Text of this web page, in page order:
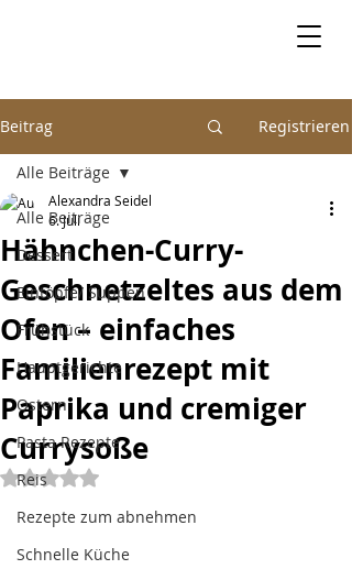
Beitrag Registrieren
Alle Beiträge
Dessert
Eintöpfe/ Suppen
Frühstück
Hauptgerichte
Ostern
Pasta Rezepte
Reis
Rezepte zum abnehmen
Schnelle Küche
Alle Beiträge
Hähnchen-Curry-
Geschnetzeltes aus dem
Ofen – einfaches
Familienrezept mit
Paprika und cremiger
Currysoße
Alexandra Seidel
6. Juli
Mit NaN von 5 Sternen bewertet.